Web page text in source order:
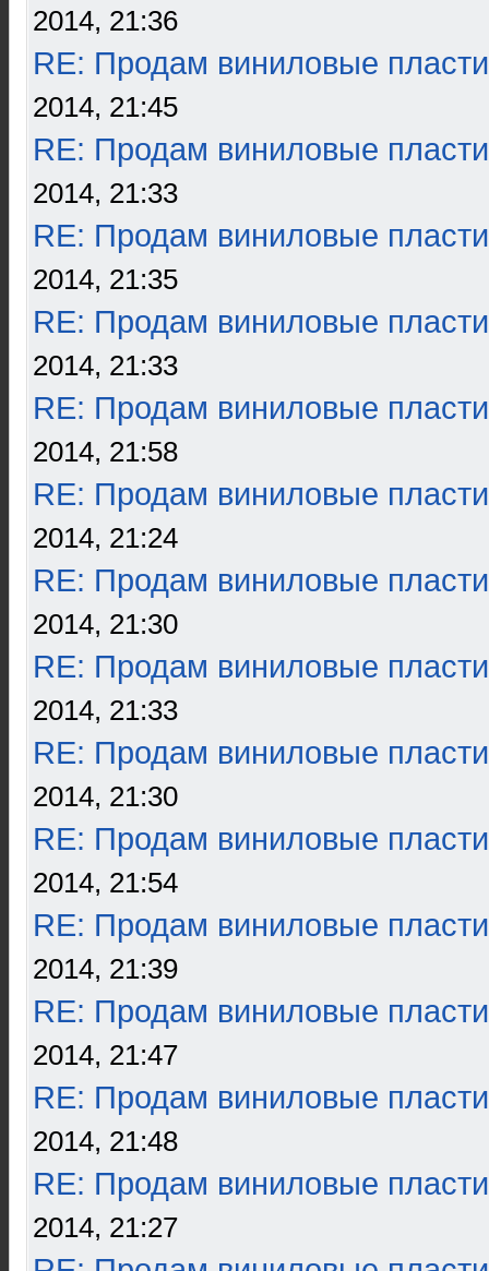
2014, 21:36
RE: Продам виниловые
2014, 21:45
RE: Продам виниловые
2014, 21:33
RE: Продам виниловые
2014, 21:35
RE: Продам виниловые
2014, 21:33
RE: Продам виниловые
2014, 21:58
RE: Продам виниловые
2014, 21:24
RE: Продам виниловые
2014, 21:30
RE: Продам виниловые
2014, 21:33
RE: Продам виниловые
2014, 21:30
RE: Продам виниловые
2014, 21:54
RE: Продам виниловые
2014, 21:39
RE: Продам виниловые
2014, 21:47
RE: Продам виниловые
2014, 21:48
RE: Продам виниловые
2014, 21:27